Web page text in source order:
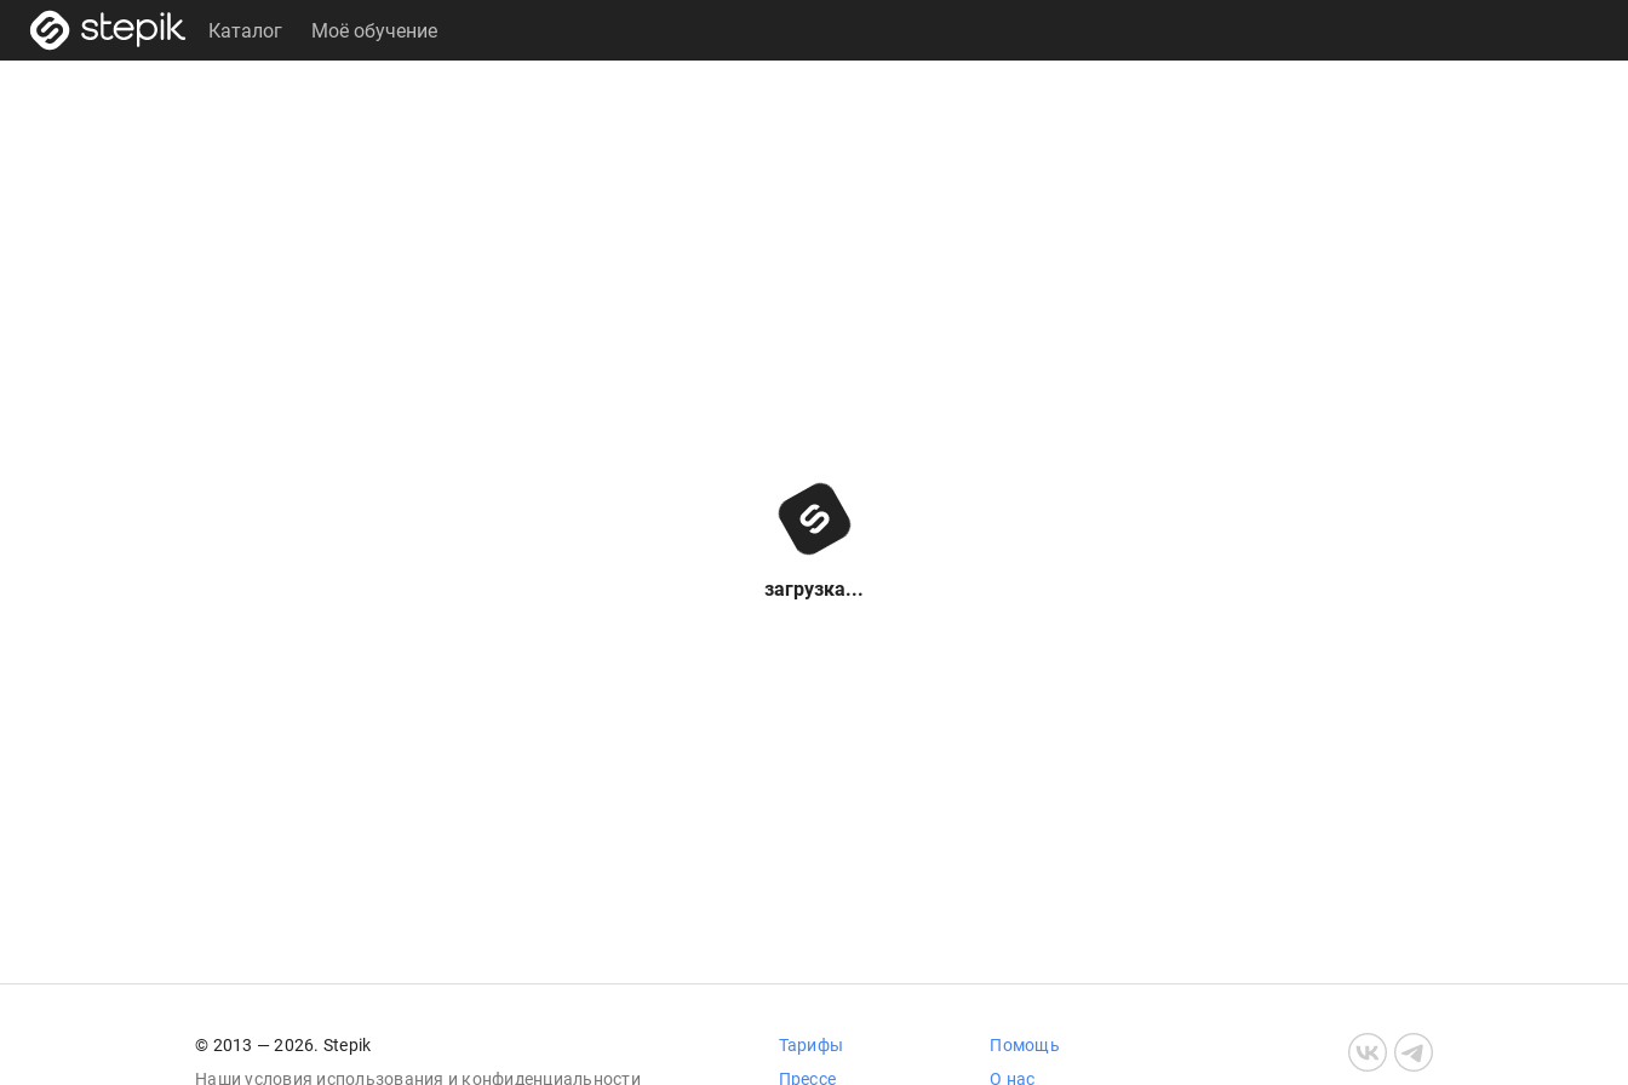
Каталог Моё обучение
загрузка...
© 2013 — 2026. Stepik
Наши условия использования и конфиденциальности
Тарифы
Прессе
Помощь
О нас